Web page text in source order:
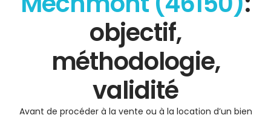
objectif,
méthodologie,
validité
Avant de procéder à la vente ou à la location d’un bien